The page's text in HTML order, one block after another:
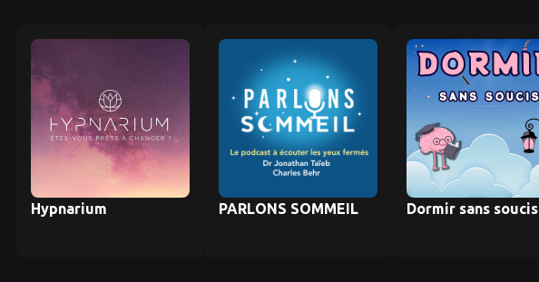
Hypnarium PARLONS SOMMEIL Dormir sans soucis